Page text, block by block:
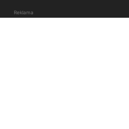
Reklama